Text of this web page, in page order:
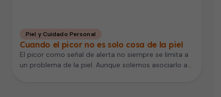
Piel y Cuidado Personal
Cuando el picor no es solo cosa de la piel
El picor como señal de alerta no siempre se limita a
un problema de la piel. Aunque solemos asociarlo a…